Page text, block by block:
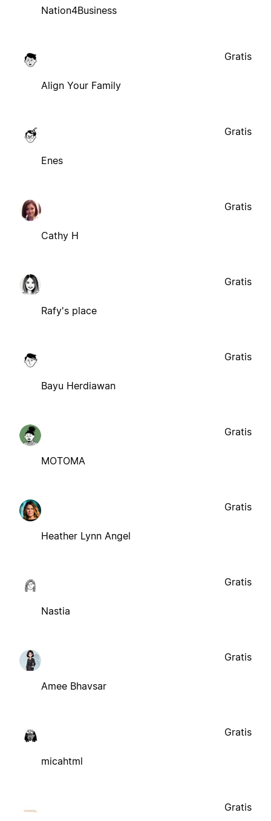
Nation4Business
Align Your Family
Gratis
Enes
Gratis
Cathy H
Gratis
Rafy's place
Gratis
Bayu Herdiawan
Gratis
MOTOMA
Gratis
Heather Lynn Angel
Gratis
Nastia
Gratis
Amee Bhavsar
Gratis
micahtml
Gratis
Gratis